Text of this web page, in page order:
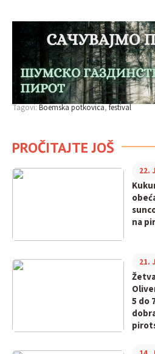
Tagovi:Boemska potkovica festival
PROČITAJTE JOŠ
na
22.
5 do
21.